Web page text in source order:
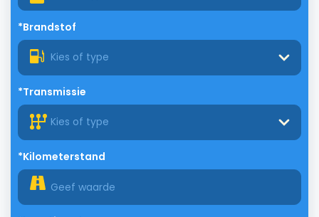
*Brandstof
Kies of type
*Transmissie
Kies of type
*Kilometerstand